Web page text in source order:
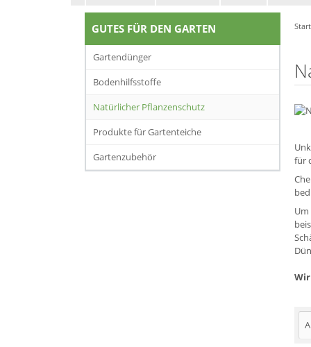
für
GUTES FÜR DEN GARTEN
Gartendünger
Bodenhilfsstoffe
Natürlicher Pflanzenschutz
Produkte für Gartenteiche
Gartenzubehör